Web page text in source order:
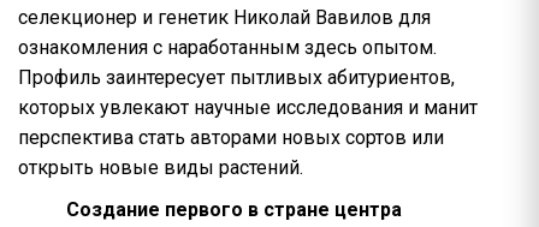
селекционер и генетик Николай Вавилов для
ознакомления с наработанным здесь опытом.
Профиль заинтересует пытливых абитуриентов,
которых увлекают научные исследования и манит
перспектива стать авторами новых сортов или
открыть новые виды растений.
Создание первого в стране центра